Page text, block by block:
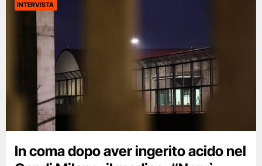
INTERVISTA
In coma dopo aver ingerito acido nel